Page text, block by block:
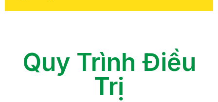
Quy Trình Điều
Trị